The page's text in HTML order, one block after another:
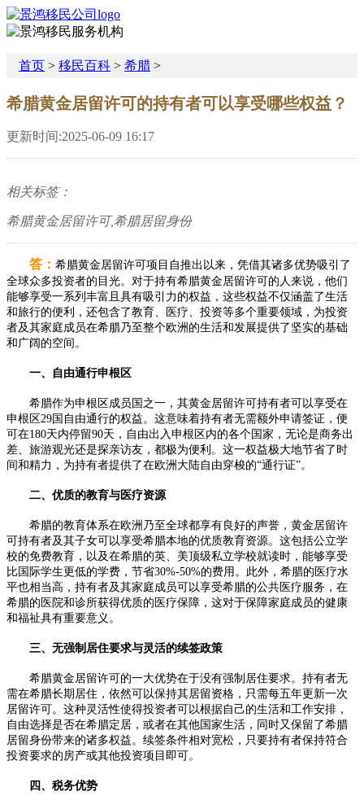
首页 > 移民百科 > 希腊 >
希腊黄金居留许可的持有者可以享受哪些权益？
更新时间:2025-06-09 16:17
相关标签：
希腊黄金居留许可,希腊居留身份
答： 希腊黄金居留许可项目自推出以来，凭借其诸多优势吸引了
全球众多投资者的目光。对于持有希腊黄金居留许可的人来说，他们
能够享受一系列丰富且具有吸引力的权益，这些权益不仅涵盖了生活
和旅行的便利，还包含了教育、医疗、投资等多个重要领域，为投资
者及其家庭成员在希腊乃至整个欧洲的生活和发展提供了坚实的基础
和广阔的空间。
一、自由通行申根区
希腊作为申根区成员国之一，其黄金居留许可持有者可以享受在
申根区29国自由通行的权益。这意味着持有者无需额外申请签证，便
可在180天内停留90天，自由出入申根区内的各个国家，无论是商务出
差、旅游观光还是探亲访友，都极为便利。这一权益极大地节省了时
间和精力，为持有者提供了在欧洲大陆自由穿梭的“通行证”。
二、优质的教育与医疗资源
希腊的教育体系在欧洲乃至全球都享有良好的声誉，黄金居留许
可持有者及其子女可以享受希腊本地的优质教育资源。这包括公立学
校的免费教育，以及在希腊的英、美顶级私立学校就读时，能够享受
比国际学生更低的学费，节省30%-50%的费用。此外，希腊的医疗水
平也相当高，持有者及其家庭成员可以享受希腊的公共医疗服务，在
希腊的医院和诊所获得优质的医疗保障，这对于保障家庭成员的健康
和福祉具有重要意义。
三、无强制居住要求与灵活的续签政策
希腊黄金居留许可的一大优势在于没有强制居住要求。持有者无
需在希腊长期居住，依然可以保持其居留资格，只需每五年更新一次
居留许可。这种灵活性使得投资者可以根据自己的生活和工作安排，
自由选择是否在希腊定居，或者在其他国家生活，同时又保留了希腊
居留身份带来的诸多权益。续签条件相对宽松，只要持有者保持符合
投资要求的房产或其他投资项目即可。
四、税务优势